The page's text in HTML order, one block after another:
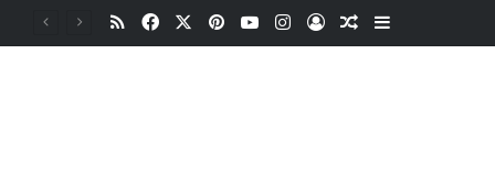
RSSFacebookPinterestYouTubeInstagramOturum aç
Rastgele Makale
Kenar